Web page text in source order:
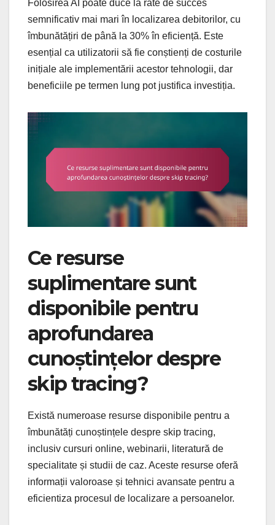
Folosirea AI poate duce la rate de succes
semnificativ mai mari în localizarea debitorilor, cu
îmbunătățiri de până la 30% în eficiență. Este
esențial ca utilizatorii să fie conștienți de costurile
inițiale ale implementării acestor tehnologii, dar
beneficiile pe termen lung pot justifica investiția.
Ce resurse
suplimentare sunt
disponibile pentru
aprofundarea
cunoștințelor despre
skip tracing?
Există numeroase resurse disponibile pentru a
îmbunătăți cunoștințele despre skip tracing,
inclusiv cursuri online, webinarii, literatură de
specialitate și studii de caz. Aceste resurse oferă
informații valoroase și tehnici avansate pentru a
eficientiza procesul de localizare a persoanelor.